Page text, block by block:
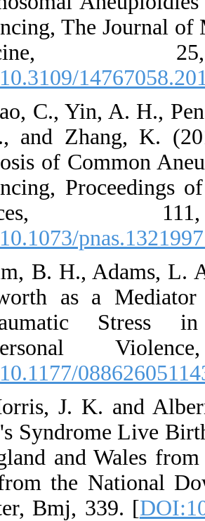
Sequencing, The
[DOI:10.3109/
11. Liao, C., Yin,
Li, R., and
Diagnosis of
Sequencing,
[DOI:10.1073/
12. Lim, B. H.,
Self¬worth as a
Posttraumatic
[DOI:10.1177/
13. Morris, J. K.
Down's
in England and
Data from the
Register, Bmj,